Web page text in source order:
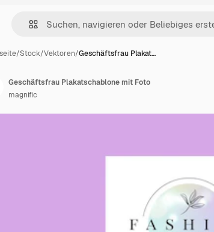
/Stock/Vektoren/Geschäftsfrau Plakat…
Geschäftsfrau Plakatschablone mit Foto
magnific